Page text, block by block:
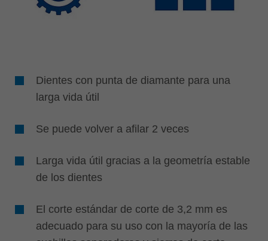
Dientes con punta de diamante para una
larga vida útil
Se puede volver a afilar 2 veces
Larga vida útil gracias a la geometría estable
de los dientes
El corte estándar de corte de 3,2 mm es
adecuado para su uso con la mayoría de las